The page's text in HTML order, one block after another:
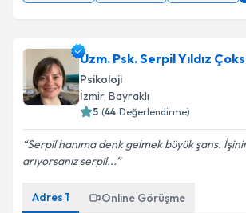
Uzm. Psk. Serpil Yıldız
Psikoloji
İzmir, Bayraklı
5 (44 Değerlendirme)
Serpil hanıma denk gelmek büyük şans.
arıyorsanız serpil...
Adres 1 Online Görüşme